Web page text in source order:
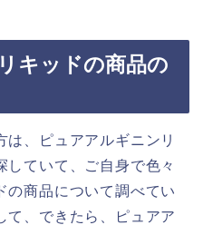
キッドの商品の
は、ピュアアルギニンリ
していて、ご自身で色々
の商品について調べてい
て、できたら、ピュアア